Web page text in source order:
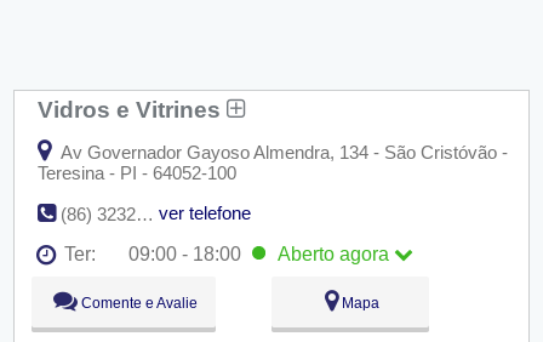
Vidros e Vitrines
Av Governador Gayoso Almendra, 134 - São Cristóvão -
Teresina - PI - 64052-100
(86) 3232-5003
ver telefone
Ter:
09:00 - 18:00 Aberto agora
Seg:
Ter:
09:00 - 18:00 Abertoagora
Qua:
09:00 - 18:00
Comente e Avalie Mapa